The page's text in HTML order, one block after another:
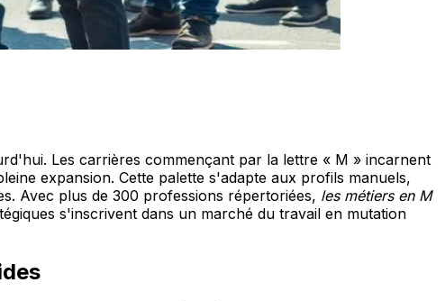
Les carrières commençant par la lettre « M » incarnent
expansion. Cette palette s'adapte aux profils manuels,
Avec plus de 300 professions répertoriées, les métiers en M
s'inscrivent dans un marché du travail en mutation